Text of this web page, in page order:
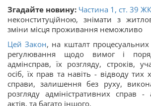
Згадайте новину: Частина 1, ст. 39 ЖК
неконституційною, знімати з
зміни місця проживання неможливо
Цей Закон, на кшталт процесуальних
регулювання щодо вимог і
адмінсправ, їх розгляду, строків,
осіб, їх прав та навіть - відводу тих
справи, залишення без руху,
розгляду адміністративних справ -
актів, та багато іншого.